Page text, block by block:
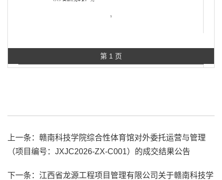
第 1 页
上一条： 赣南科技学院综合性体育馆对外委托运营与管理
（项目编号：JXJC2026-ZX-C001）的成交结果公告
下一条： 江西省龙源工程项目管理有限公司关于赣南科技学